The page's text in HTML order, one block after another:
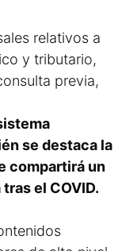
relativos a
y tributario,
previa,
se destaca la
compartirá un
el COVID.